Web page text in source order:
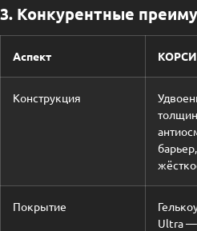
3. Конкурентные
Аспект
Конструкция
Покрытие
Ultra —